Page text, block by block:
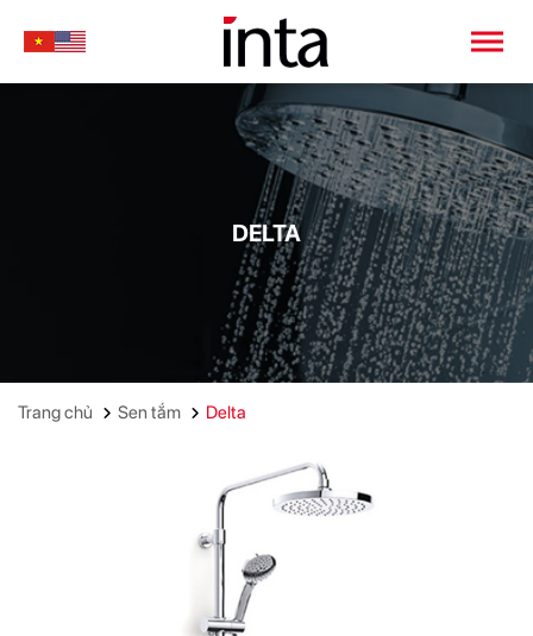
DELTA
Trang chủ Sen tắm Delta